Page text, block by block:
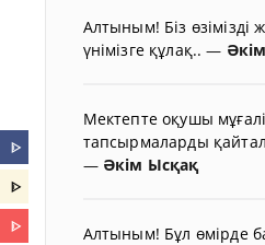
ᐈ
ᐈ
ᐈ
Алтыным! Біз өзімізді
үнімізге құлақ..—
Мектепте оқушы
тапсырмаларды
— Әкім Ысқақ
Алтыным! Бұл өмірде